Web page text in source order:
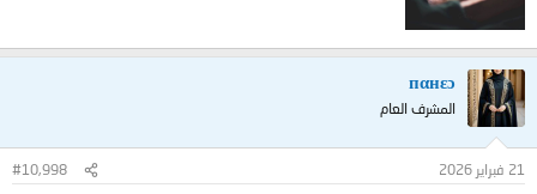
пαнεɔ
المشرف العام
21 فبراير 2026 #10,998